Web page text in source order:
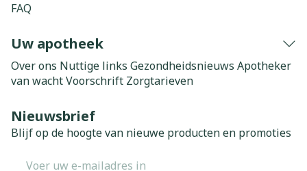
FAQ
Uw apotheek
Over ons Nuttige links Gezondheidsnieuws Apotheker
van wachtVoorschrift Zorgtarieven
Nieuwsbrief
Blijf op de hoogte van nieuwe producten en promoties